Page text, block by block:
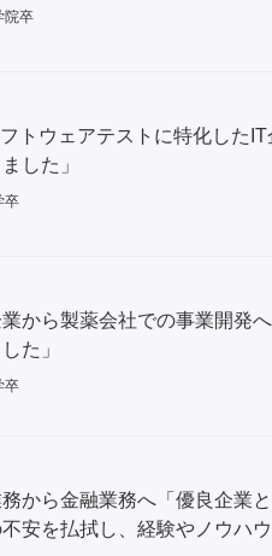
院卒
トウェアテストに特化した
した」
卒
から製薬会社での事業開発
た」
卒
から金融業務へ「優良企業
安を払拭し、経験やノウハ